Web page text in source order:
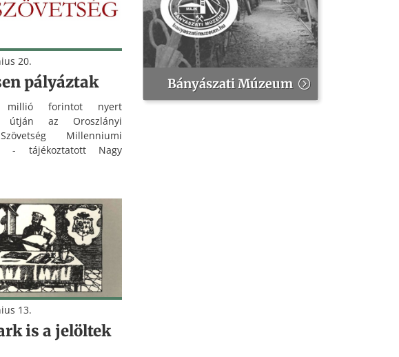
20.
pályáztak
forintot nyert
útján az Oroszlányi
Millenniumi
- tájékoztatott Nagy
13.
is a jelöltek
Bányászati Múzeum